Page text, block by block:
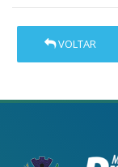
VOLTAR